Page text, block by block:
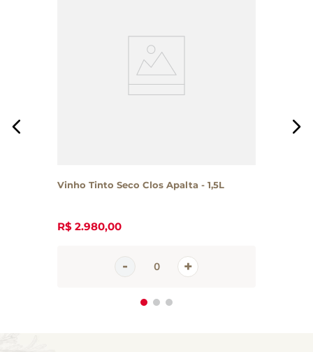
Vinho Tinto Seco Clos Apalta - 1,5L
R$ 2.980,00